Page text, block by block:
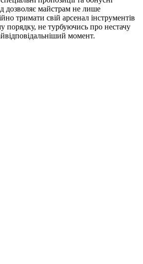
дозволяє майстрам не лише
тримати свій арсенал інструментів
порядку, не турбуючись про нестачу
момент.